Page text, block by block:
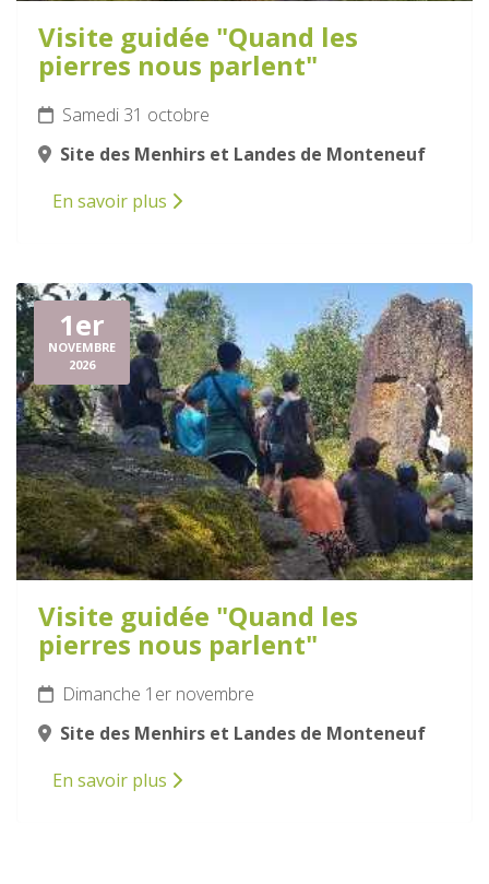
Visite guidée "Quand les
pierres nous parlent"
Samedi 31 octobre
Site des Menhirs et Landes de Monteneuf
En savoir plus
1er
NOVEMBRE
2026
Visite guidée "Quand les
pierres nous parlent"
Dimanche 1er novembre
Site des Menhirs et Landes de Monteneuf
En savoir plus